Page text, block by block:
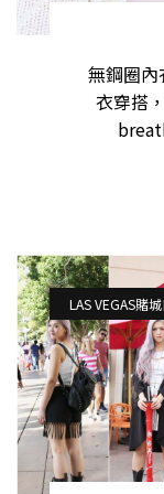
無鋼圈
衣穿搭
LAS VEGAS賭